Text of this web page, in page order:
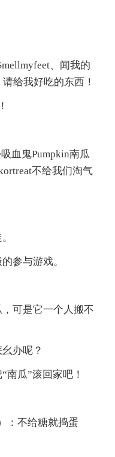
、闻我的
给我好吃的东西！
血鬼Pumpkin南瓜
不给我们淘气
参与游戏。
可是它一个人搬不
办呢？
南瓜”滚回家吧！
：不给糖就捣蛋